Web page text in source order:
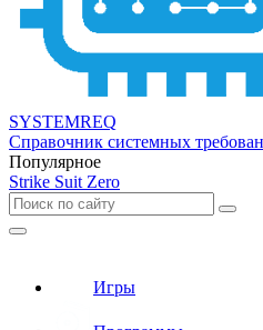
SYSTEMREQ
Справочник системных
Популярное
Strike Suit Zero
Игры